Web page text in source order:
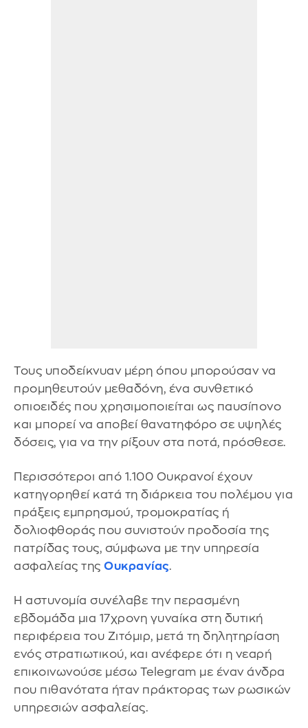
Τους υποδείκνυαν μέρη όπου μπορούσαν να
προμηθευτούν μεθαδόνη, ένα συνθετικό
οπιοειδές που χρησιμοποιείται ως παυσίπονο
και μπορεί να αποβεί θανατηφόρο σε υψηλές
δόσεις, για να την ρίξουν στα ποτά, πρόσθεσε.
Περισσότεροι από 1.100 Ουκρανοί έχουν
κατηγορηθεί κατά τη διάρκεια του πολέμου για
πράξεις εμπρησμού, τρομοκρατίας ή
δολιοφθοράς που συνιστούν προδοσία της
πατρίδας τους, σύμφωνα με την υπηρεσία
ασφαλείας της Ουκρανίας.
Η αστυνομία συνέλαβε την περασμένη
εβδομάδα μια 17χρονη γυναίκα στη δυτική
περιφέρεια του Ζιτόμιρ, μετά τη δηλητηρίαση
ενός στρατιωτικού, και ανέφερε ότι η νεαρή
επικοινωνούσε μέσω Telegram με έναν άνδρα
που πιθανότατα ήταν πράκτορας των ρωσικών
υπηρεσιών ασφαλείας.